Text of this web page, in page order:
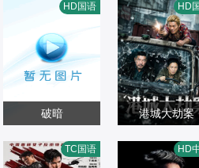
破暗
淇,蒋菲菲,
动作片
HD国语
港城大劫案
动作片
HD
TC国语 HD